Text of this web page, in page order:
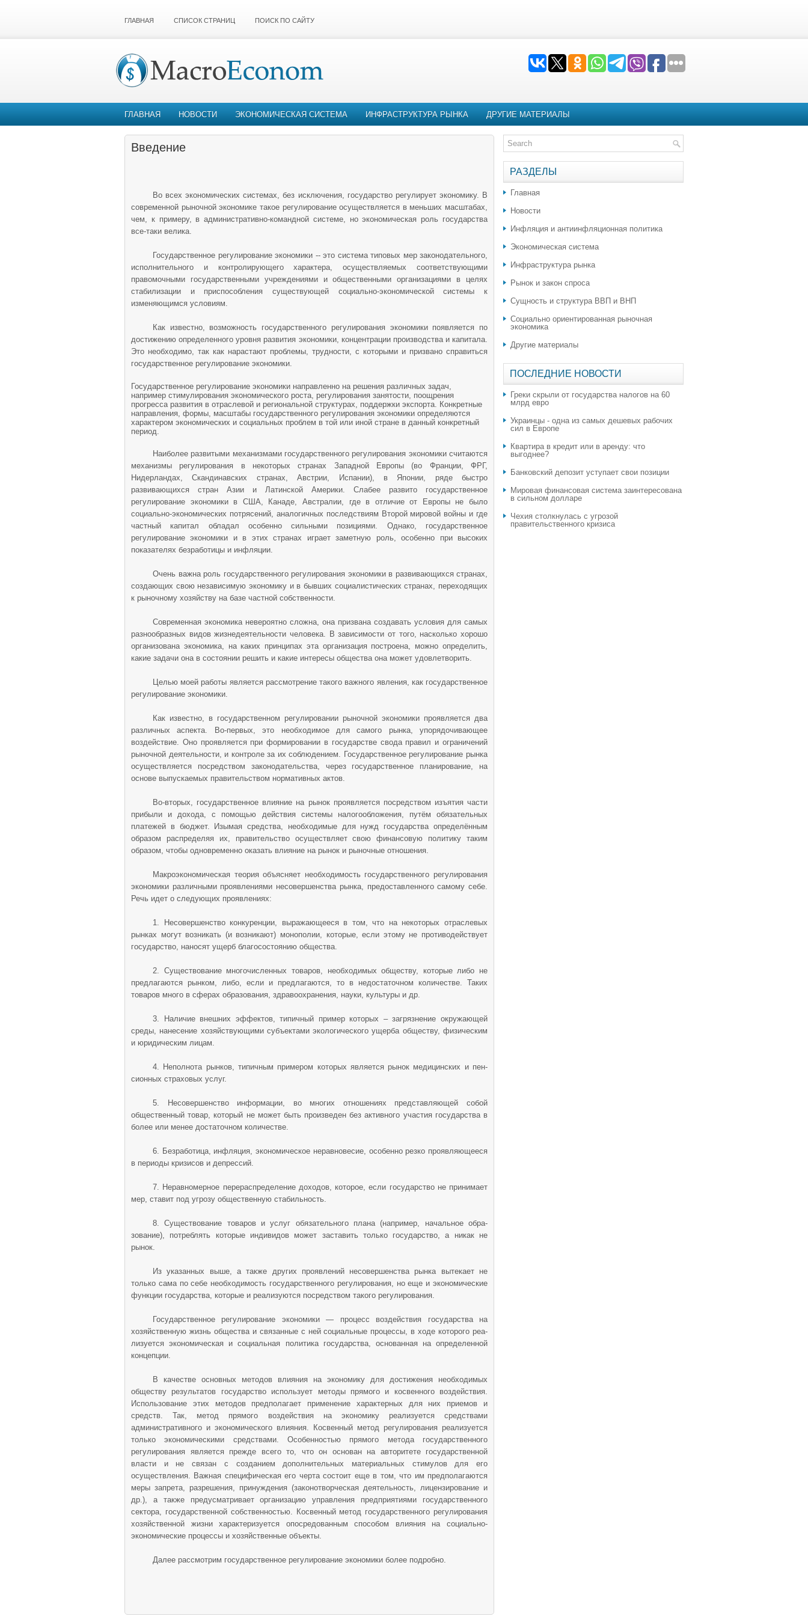
ГЛАВНАЯ СПИСОК СТРАНИЦ ПОИСК ПО САЙТУ
ГЛАВНАЯ НОВОСТИ ЭКОНОМИЧЕСКАЯ СИСТЕМА ИНФРАСТРУКТУРА РЫНКА ДРУГИЕ МАТЕРИАЛЫ
Введение
Во всех экономических системах, без исключения, государство регулирует экономику. В
современной рыночной экономике такое регулирование осуществляется в меньших масштабах,
чем, к примеру, в административно-командной системе, но экономическая роль государства
все-таки велика.
Государственное регулирование экономики -- это система типовых мер законодательного,
исполнительного и контролирующего характера, осуществляемых соответствующими
правомочными государственными учреждениями и общественными организациями в целях
стабилизации и приспособления существующей социально-экономической системы к
изменяющимся условиям.
Как известно, возможность государственного регулирования экономики появляется по
достижению определенного уровня развития экономики, концентрации производства и капитала.
Это необходимо, так как нарастают проблемы, трудности, с которыми и призвано справиться
государственное регулирование экономики.
Государственное регулирование экономики направленно на решения различных задач,
например стимулирования экономического роста, регулирования занятости, поощрения
прогресса развития в отраслевой и региональной структурах, поддержки экспорта. Конкретные
направления, формы, масштабы государственного регулирования экономики определяются
характером экономических и социальных проблем в той или иной стране в данный конкретный
период.
Наиболее развитыми механизмами государственного регулирования экономики считаются
механизмы регулирования в некоторых странах Западной Европы (во Франции, ФРГ,
Нидерландах, Скандинавских странах, Австрии, Испании), в Японии, ряде быстро
развивающихся стран Азии и Латинской Америки. Слабее развито государственное
регулирование экономики в США, Канаде, Австралии, где в отличие от Европы не было
социально-экономических потрясений, аналогичных последствиям Второй мировой войны и где
частный капитал обладал особенно сильными позициями. Однако, государственное
регулирование экономики и в этих странах играет заметную роль, особенно при высоких
показателях безработицы и инфляции.
Очень важна роль государственного регулирования экономики в развивающихся странах,
создающих свою независимую экономику и в бывших социалистических странах, переходящих
к рыночному хозяйству на базе частной собственности.
Современная экономика невероятно сложна, она призвана создавать условия для самых
разнообразных видов жизнедеятельности человека. В зависимости от того, насколько хорошо
организована экономика, на каких принципах эта организация построена, можно определить,
какие задачи она в состоянии решить и какие интересы общества она может удовлетворить.
Целью моей работы является рассмотрение такого важного явления, как государственное
регулирование экономики.
Как известно, в государственном регулировании рыночной экономики проявляется два
различных аспекта. Во-первых, это необходимое для самого рынка, упорядочивающее
воздействие. Оно проявляется при формировании в государстве свода правил и ограничений
рыночной деятельности, и контроле за их соблюдением. Государственное регулирование рынка
осуществляется посредством законодательства, через государственное планирование, на
основе выпускаемых правительством нормативных актов.
Во-вторых, государственное влияние на рынок проявляется посредством изъятия части
прибыли и дохода, с помощью действия системы налогообложения, путём обязательных
платежей в бюджет. Изымая средства, необходимые для нужд государства определённым
образом распределяя их, правительство осуществляет свою финансовую политику таким
образом, чтобы одновременно оказать влияние на рынок и рыночные отношения.
Макроэкономическая теория объясняет необходимость государственного регулирования
экономики различными проявлениями несовершенства рынка, предоставленного самому себе.
Речь идет о следующих проявлениях:
1. Несовершенство конкуренции, выражающееся в том, что на некоторых отраслевых
рынках могут возникать (и возникают) монополии, которые, если этому не противодейст­вует
государство, наносят ущерб благо­состоянию общества.
2. Существование многочисленных товаров, необходимых обществу, которые либо не
предлагаются рынком, либо, если и предлагаются, то в недостаточном количестве. Таких
товаров много в сферах образо­вания, здравоохранения, науки, культуры и др.
3. Наличие внешних эффектов, типичный пример кото­рых – загрязнение окружающей
среды, нанесение хозяйствующими субъектами экологического ущерба об­ществу, физическим
и юридическим лицам.
4. Неполнота рынков, типичным примером которых яв­ляется рынок медицинских и пен­
сионных страховых услуг.
5. Несовершенство информации, во многих отношениях пред­ставляющей собой
общественный товар, который не может быть произведен без активного участия государства в
более или менее достаточном количестве.
6. Безработица, инфляция, экономическое неравновесие, осо­бенно резко проявляющееся
в периоды кризисов и депрессий.
7. Неравномерное перераспределение доходов, которое, если государство не принимает
мер, ставит под угрозу общественную стабильность.
8. Существование товаров и услуг обязательного плана (например, начальное обра­
зование), потреблять которые индивидов может заставить только государство, а никак не
рынок.
Из указанных выше, а также других проявлений несовершенства рынка вы­текает не
только сама по себе необходимость государственного ре­гулирования, но еще и экономические
функции государства, которые и реализуются посредством такого регулирования.
Государственное регулирование экономики — процесс воздействия государства на
хозяйственную жизнь обще­ства и связанные с ней социальные процессы, в ходе которого реа­
лизуется экономическая и социальная политика государства, ос­нованная на определенной
концепции.
В качестве основных методов влияния на экономику для достижения необходимых
обществу результатов государство использует методы прямого и косвенного воздействия.
Использование этих методов предполагает применение характерных для них приемов и
средств. Так, метод прямого воздействия на экономику реализуется средствами
административного и экономического влияния. Косвенный метод регулирования реализуется
только экономическими средствами. Особенностью прямого метода государственного
регулирования является прежде всего то, что он основан на авторитете государственной
власти и не связан с созданием дополнительных материальных стимулов для его
осуществления. Важная специфическая его черта состоит еще в том, что им предполагаются
меры запрета, разрешения, принуждения (законотворческая деятельность, лицензирование и
др.), а также предусматривает организацию управления предприятиями государственного
сектора, государственной собственностью. Косвенный метод государственного регулирования
хозяйственной жизни характеризуется опосредованным способом влияния на социально-
экономические процессы и хозяйственные объекты.
Далее рассмотрим государственное регулирование экономики более подробно.
РАЗДЕЛЫ
Главная
Новости
Инфляция и антиинфляционная политика
Экономическая система
Инфраструктура рынка
Рынок и закон спроса
Сущность и структура ВВП и ВНП
Социально ориентированная рыночная
экономика
Другие материалы
ПОСЛЕДНИЕ НОВОСТИ
Греки скрыли от государства налогов на 60
млрд евро
Украинцы - одна из самых дешевых рабочих
сил в Европе
Квартира в кредит или в аренду: что
выгоднее?
​Банковский депозит уступает свои позиции
Мировая финансовая система заинтересована
в сильном долларе
Чехия столкнулась с угрозой
правительственного кризиса